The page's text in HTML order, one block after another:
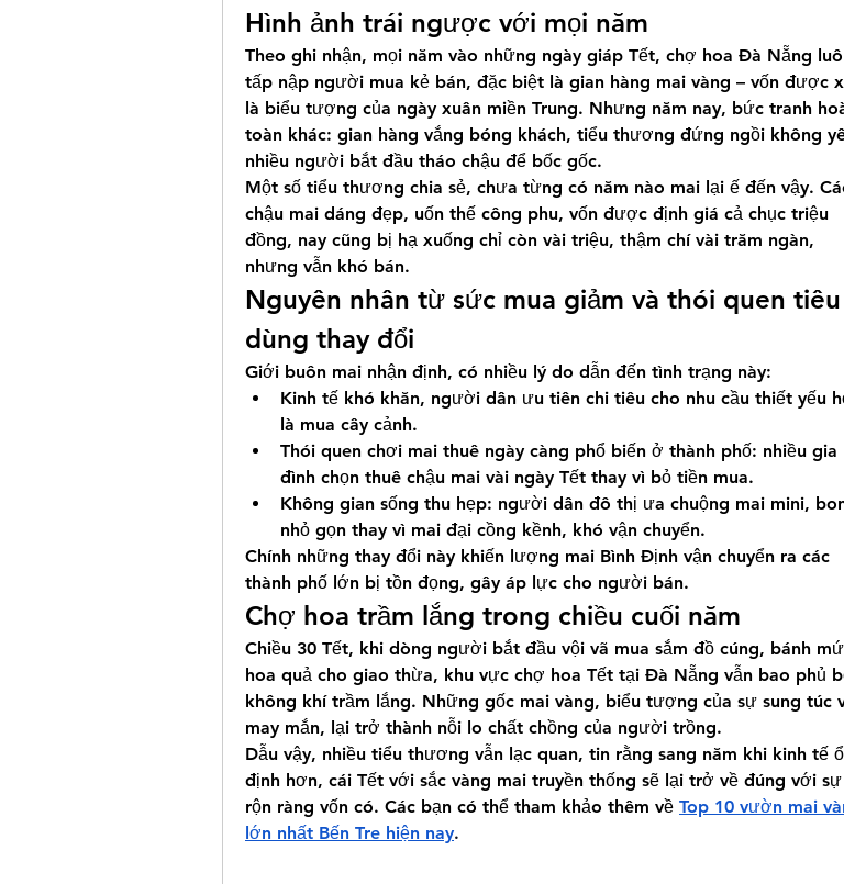
Hình ảnh trái ngược với mọi năm
Theo ghi nhận, mọi năm vào những ngày giáp Tết, chợ hoa Đà Nẵng
tấp nập người mua kẻ bán, đặc biệt là gian hàng mai vàng – vốn được
là biểu tượng của ngày xuân miền Trung. Nhưng năm nay, bức tranh
toàn khác: gian hàng vắng bóng khách, tiểu thương đứng ngồi không
nhiều người bắt đầu tháo chậu để bốc gốc.
Một số tiểu thương chia sẻ, chưa từng có năm nào mai lại ế đến vậy.
chậu mai dáng đẹp, uốn thế công phu, vốn được định giá cả chục triệu
đồng, nay cũng bị hạ xuống chỉ còn vài triệu, thậm chí vài trăm ngàn,
nhưng vẫn khó bán.
Nguyên nhân từ sức mua giảm và thói quen tiêu
dùng thay đổi
Giới buôn mai nhận định, có nhiều lý do dẫn đến tình trạng này:
Kinh tế khó khăn, người dân ưu tiên chi tiêu cho nhu cầu thiết yếu
là mua cây cảnh.
Thói quen chơi mai thuê ngày càng phổ biến ở thành phố: nhiều gia
đình chọn thuê chậu mai vài ngày Tết thay vì bỏ tiền mua.
Không gian sống thu hẹp: người dân đô thị ưa chuộng mai mini,
nhỏ gọn thay vì mai đại cồng kềnh, khó vận chuyển.
Chính những thay đổi này khiến lượng mai Bình Định vận chuyển ra các
thành phố lớn bị tồn đọng, gây áp lực cho người bán.
Chợ hoa trầm lắng trong chiều cuối năm
Chiều 30 Tết, khi dòng người bắt đầu vội vã mua sắm đồ cúng, bánh
hoa quả cho giao thừa, khu vực chợ hoa Tết tại Đà Nẵng vẫn bao phủ
không khí trầm lắng. Những gốc mai vàng, biểu tượng của sự sung túc
may mắn, lại trở thành nỗi lo chất chồng của người trồng.
Dẫu vậy, nhiều tiểu thương vẫn lạc quan, tin rằng sang năm khi kinh tế
định hơn, cái Tết với sắc vàng mai truyền thống sẽ lại trở về đúng với sự
rộn ràng vốn có. Các bạn có thể tham khảo thêm về Top 10 vườn mai
lớn nhất Bến Tre hiện nay.